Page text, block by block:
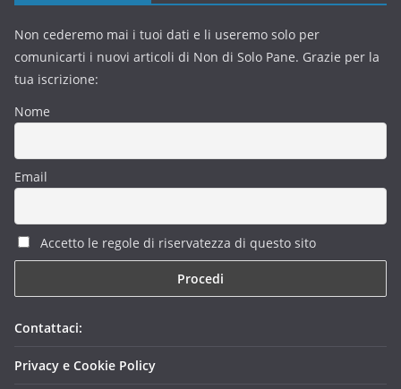
Non cederemo mai i tuoi dati e li useremo solo per
comunicarti i nuovi articoli di Non di Solo Pane. Grazie per la
tua iscrizione:
Nome
Email
Accetto le regole di riservatezza di questo sito
Contattaci:
Privacy e Cookie Policy